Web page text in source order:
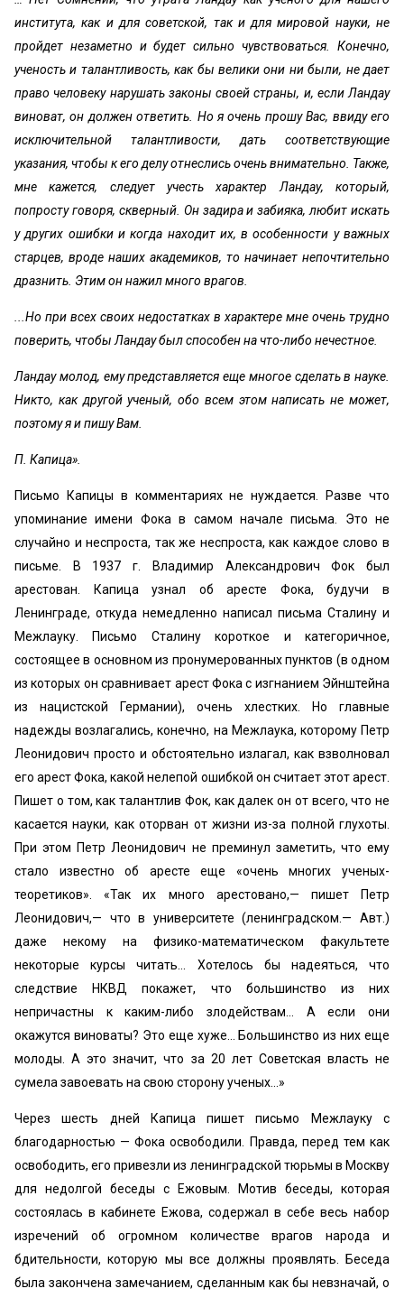
института, как и для советской, так и для мировой науки, не
пройдет незаметно и будет сильно чувствоваться. Конечно,
ученость и талантливость, как бы велики они ни были, не дает
право человеку нарушать законы своей страны, и, если Ландау
виноват, он должен ответить. Но я очень прошу Вас, ввиду его
исключительной талантливости, дать соответствующие
указания, чтобы к его делу отнеслись очень внимательно. Также,
мне кажется, следует учесть характер Ландау, который,
попросту говоря, скверный. Он задира и забияка, любит искать
у других ошибки и когда находит их, в особенности у важных
старцев, вроде наших академиков, то начинает непочтительно
дразнить. Этим он нажил много врагов.
...Но при всех своих недостатках в характере мне очень трудно
поверить, чтобы Ландау был способен на что-либо нечестное.
Ландау молод, ему представляется еще многое сделать в науке.
Никто, как другой ученый, обо всем этом написать не может,
поэтому я и пишу Вам.
П. Капица».
Письмо Капицы в комментариях не нуждается. Разве что
упоминание имени Фока в самом начале письма. Это не
случайно и неспроста, так же неспроста, как каждое слово в
письме. В 1937 г. Владимир Александрович Фок был
арестован. Капица узнал об аресте Фока, будучи в
Ленинграде, откуда немедленно написал письма Сталину и
Межлауку. Письмо Сталину короткое и категоричное,
состоящее в основном из пронумерованных пунктов (в одном
из которых он сравнивает арест Фока с изгнанием Эйнштейна
из нацистской Германии), очень хлестких. Но главные
надежды возлагались, конечно, на Межлаука, которому Петр
Леонидович просто и обстоятельно излагал, как взволновал
его арест Фока, какой нелепой ошибкой он считает этот арест.
Пишет о том, как талантлив Фок, как далек он от всего, что не
касается науки, как оторван от жизни из-за полной глухоты.
При этом Петр Леонидович не преминул заметить, что ему
стало известно об аресте еще «очень многих ученых-
теоретиков». «Так их много арестовано,— пишет Петр
Леонидович,— что в университете (ленинградском.— Авт.)
даже некому на физико-математическом факультете
некоторые курсы читать... Хотелось бы надеяться, что
следствие НКВД покажет, что большинство из них
непричастны к каким-либо злодействам... А если они
окажутся виноваты? Это еще хуже... Большинство из них еще
молоды. А это значит, что за 20 лет Советская власть не
сумела завоевать на свою сторону ученых...»
Через шесть дней Капица пишет письмо Межлауку с
благодарностью — Фока освободили. Правда, перед тем как
освободить, его привезли из ленинградской тюрьмы в Москву
для недолгой беседы с Ежовым. Мотив беседы, которая
состоялась в кабинете Ежова, содержал в себе весь набор
изречений об огромном количестве врагов народа и
бдительности, которую мы все должны проявлять. Беседа
была закончена замечанием, сделанным как бы невзначай, о